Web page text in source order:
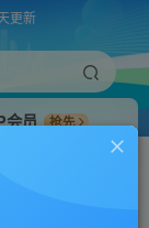
更新
会员
抢先